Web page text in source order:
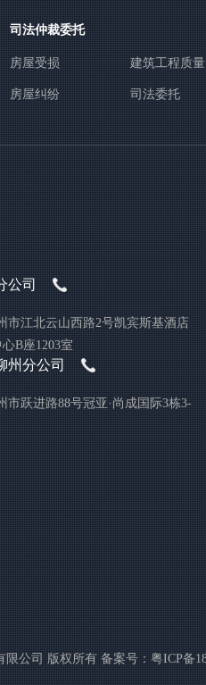
司法仲裁委托
房屋受损 建筑工程质量
房屋纠纷 司法委托
公司
市江北云山西路2号凯宾斯基酒店
B座1203室
州分公司
市跃进路88号冠亚·尚成国际3栋3-
限公司 版权所有 备案号：粤ICP备